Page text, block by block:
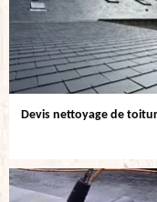
Devis nettoyage de